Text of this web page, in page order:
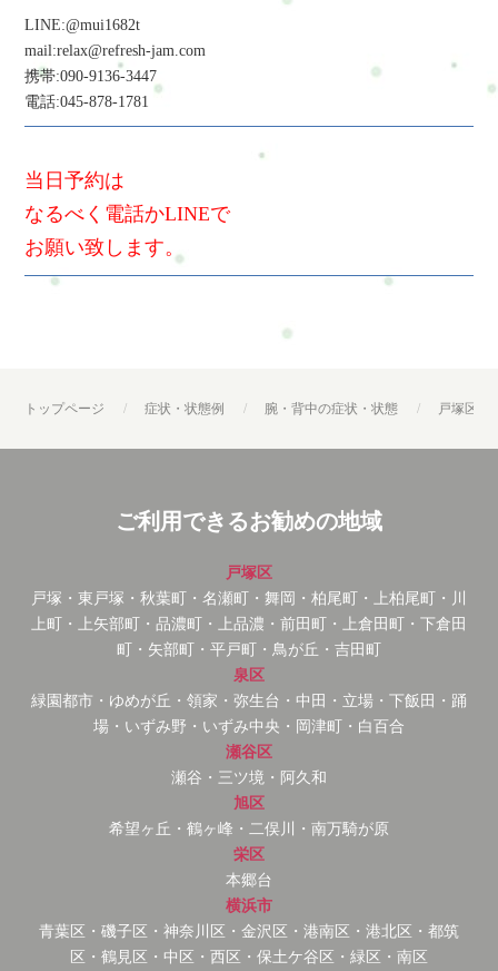
LINE:@mui1682t
mail:relax@refresh-jam.com
携帯:090-9136-3447
電話:045-878-1781
当日予約は
なるべく電話かLINEで
お願い致します。
トップページ 症状・状態例 腕・背中の症状・状態 戸塚区・
ご利用できるお勧めの地域
戸塚区
戸塚・東戸塚・秋葉町・名瀬町・舞岡・柏尾町・上柏尾町・川
上町・上矢部町・品濃町・上品濃・前田町・上倉田町・下倉田
町・矢部町・平戸町・鳥が丘・吉田町
泉区
緑園都市・ゆめが丘・領家・弥生台・中田・立場・下飯田・踊
場・いずみ野・いずみ中央・岡津町・白百合
瀬谷区
瀬谷・三ツ境・阿久和
旭区
希望ヶ丘・鶴ヶ峰・二俣川・南万騎が原
栄区
本郷台
横浜市
青葉区・磯子区・神奈川区・金沢区・港南区・港北区・都筑
区・鶴見区・中区・西区・保土ケ谷区・緑区・南区